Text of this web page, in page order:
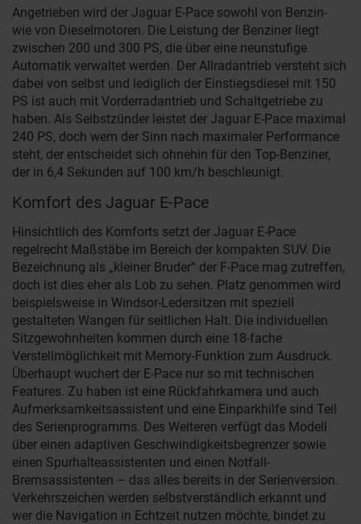
Angetrieben wird der Jaguar E-Pace sowohl von Benzin-
wie von Dieselmotoren. Die Leistung der Benziner liegt
zwischen 200 und 300 PS, die über eine neunstufige
Automatik verwaltet werden. Der Allradantrieb versteht sich
dabei von selbst und lediglich der Einstiegsdiesel mit 150
PS ist auch mit Vorderradantrieb und Schaltgetriebe zu
haben. Als Selbstzünder leistet der Jaguar E-Pace maximal
240 PS, doch wem der Sinn nach maximaler Performance
steht, der entscheidet sich ohnehin für den Top-Benziner,
der in 6,4 Sekunden auf 100 km/h beschleunigt.
Komfort des Jaguar E-Pace
Hinsichtlich des Komforts setzt der Jaguar E-Pace
regelrecht Maßstäbe im Bereich der kompakten SUV. Die
Bezeichnung als „kleiner Bruder“ der F-Pace mag zutreffen,
doch ist dies eher als Lob zu sehen. Platz genommen wird
beispielsweise in Windsor-Ledersitzen mit speziell
gestalteten Wangen für seitlichen Halt. Die individuellen
Sitzgewohnheiten kommen durch eine 18-fache
Verstellmöglichkeit mit Memory-Funktion zum Ausdruck.
Überhaupt wuchert der E-Pace nur so mit technischen
Features. Zu haben ist eine Rückfahrkamera und auch
Aufmerksamkeitsassistent und eine Einparkhilfe sind Teil
des Serienprogramms. Des Weiteren verfügt das Modell
über einen adaptiven Geschwindigkeitsbegrenzer sowie
einen Spurhalteassistenten und einen Notfall-
Bremsassistenten – das alles bereits in der Serienversion.
Verkehrszeichen werden selbstverständlich erkannt und
wer die Navigation in Echtzeit nutzen möchte, bindet zu